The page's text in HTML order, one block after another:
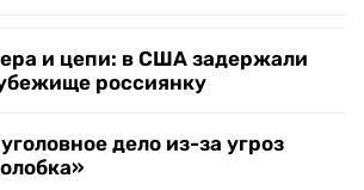
и цепи: в США задержали
россиянку
дело из-за угроз